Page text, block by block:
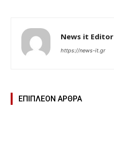
News it Editor
https://news-it.gr
ΕΠΙΠΛΕΟΝ ΑΡΘΡΑ